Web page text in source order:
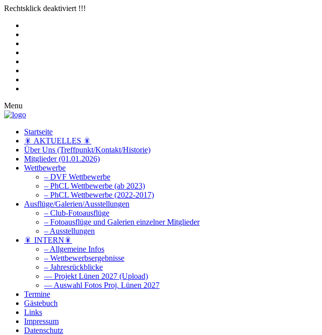
Rechtsklick deaktiviert !!!
Menu
Startseite
🎇 AKTUELLES 🎇
Über Uns (Treffpunkt/Kontakt/Historie)
Mitglieder (01.01.2026)
Wettbewerbe
– DVF Wettbewerbe
– PhCL Wettbewerbe (ab 2023)
– PhCL Wettbewerbe (2022-2017)
Ausflüge/Galerien/Ausstellungen
– Club-Fotoausflüge
– Fotoausflüge und Galerien einzelner Mitglieder
– Ausstellungen
🎇 INTERN🎇
– Allgemeine Infos
– Wettbewerbsergebnisse
– Jahresrückblicke
— Projekt Lünen 2027 (Upload)
— Auswahl Fotos Proj. Lünen 2027
Termine
Gästebuch
Links
Impressum
Datenschutz